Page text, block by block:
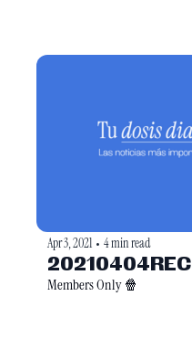
Apr 3, 2021 • 4 min read
20210404REC
Members Only 🍿